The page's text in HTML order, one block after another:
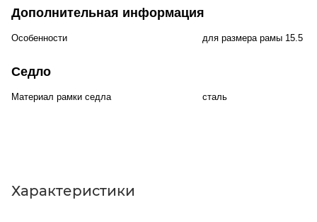
Дополнительная информация
Особенности для размера рамы 15.5
Седло
Материал рамки седла сталь
Характеристики